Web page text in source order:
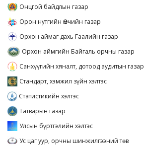
Онцгой байдлын газар
Орон нутгийн Өмчийн газар
Орхон аймаг дахь Гаалийн газар
Орхон аймгийн Байгаль орчны газар
Санхүүгийн хяналт, дотоод аудитын газар
Стандарт, хэмжил зүйн хэлтэс
Статистикийн хэлтэс
Татварын газар
Улсын бүртгэлийн хэлтэс
Ус цаг уур, орчны шинжилгээний төв